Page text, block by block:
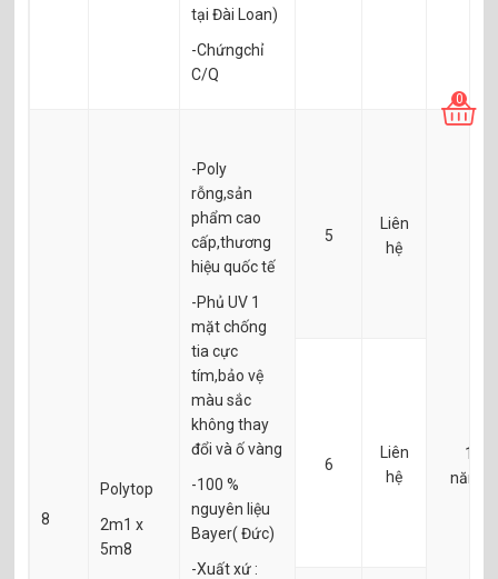
tại Đài Loan)
-Chứngchỉ
C/Q
8
Polytop
2m1 x
5m8
-Poly
rỗng,sản
phẩm cao
cấp,thương
hiệu quốc tế
-Phủ UV 1
mặt chống
tia cực
tím,bảo vệ
màu sắc
không thay
đổi và ố vàng
-100 %
nguyên liệu
Bayer( Đức)
-Xuất xứ :
5
Liên
hệ
10
năm
6
Liên
hệ
0